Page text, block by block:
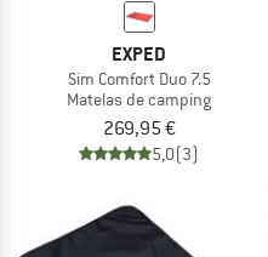
EXPED
Sim Comfort Duo 7.5
Matelas de camping
269,95 €
5,0(3)